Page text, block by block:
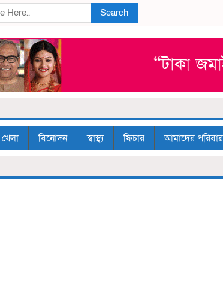
Search
খেলা বিনোদন স্বাস্থ্য ফিচার আমাদের পরিবার